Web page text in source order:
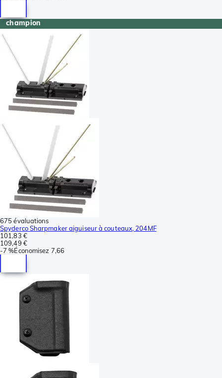
champion
675 évaluations
Spyderco Sharpmaker aiguiseur à couteaux, 204MF
101,83 €
109,49 €
-7 %Économisez 7,66